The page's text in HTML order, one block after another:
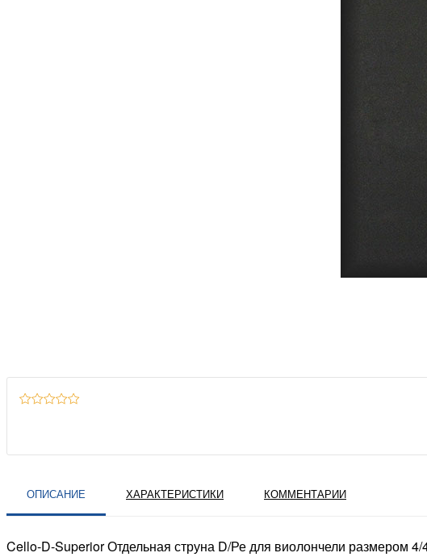
ОПИСАНИЕ ХАРАКТЕРИСТИКИ КОММЕНТАРИИ
Cello-D-Superior Отдельная струна D/Ре для виолончели размером